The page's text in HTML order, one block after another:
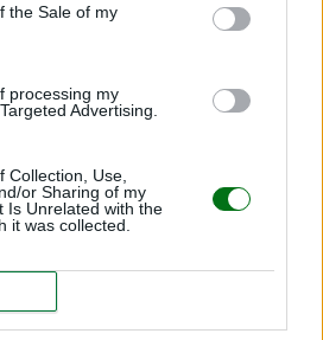
the Sale of my
processing my
Advertising.
Collection, Use,
or Sharing of my
Is Unrelated with the
it was collected.
infantiles: cómo cuidar la
LEER